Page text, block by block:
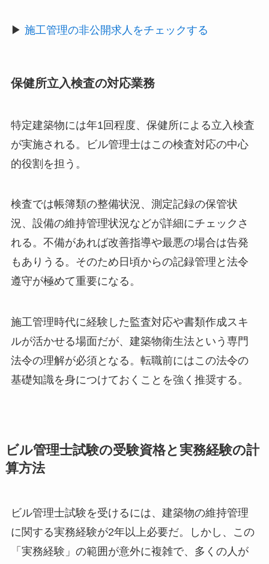
▶ 施工管理の非公開求人をチェックする
保健所立入検査の対応業務
特定建築物には年1回程度、保健所による立入検査
が実施される。ビル管理士はこの検査対応の中心
的役割を担う。
検査では帳簿類の整備状況、測定記録の保管状
況、設備の維持管理状況などが詳細にチェックさ
れる。不備があれば改善指導や最悪の場合は告発
もありうる。そのため日頃からの記録管理と法令
遵守が極めて重要になる。
施工管理時代に経験した監査対応や書類作成スキ
ルが活かせる場面だが、建築物衛生法という専門
法令の理解が必須となる。転職前にはこの法令の
基礎知識を身につけておくことを強く推奨する。
ビル管理士試験の受験資格と実務経験の計
算方法
ビル管理士試験を受けるには、建築物の維持管理
に関する実務経験が2年以上必要だ。しかし、この
「実務経験」の範囲が意外に複雑で、多くの人が